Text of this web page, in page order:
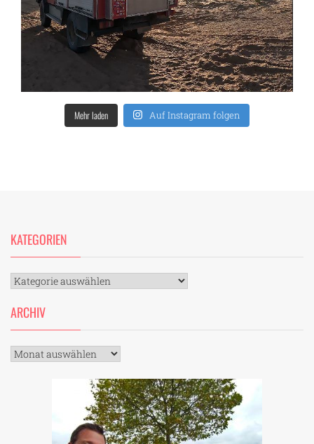
Mehr laden Auf Instagram folgen
KATEGORIEN
Kategorien
ARCHIV
Archiv